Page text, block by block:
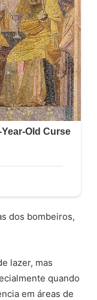
dos bombeiros,
lazer, mas
quando
em áreas de